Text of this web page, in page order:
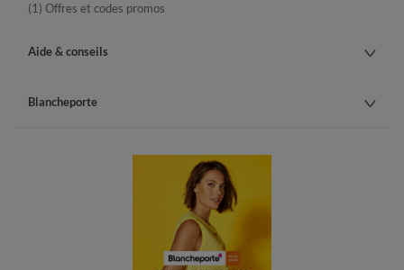
(1) Offres et codes promos
Aide & conseils
Blancheporte